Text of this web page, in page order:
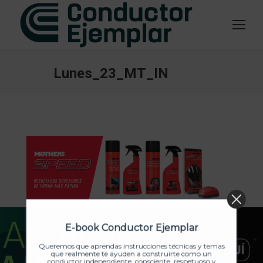
Lunes_23_MT_IN
E-book Conductor Ejemplar
Queremos que aprendas instrucciones técnicas y temas
que realmente te ayuden a construirte como un
conductor independiente, consciente, respetuoso y